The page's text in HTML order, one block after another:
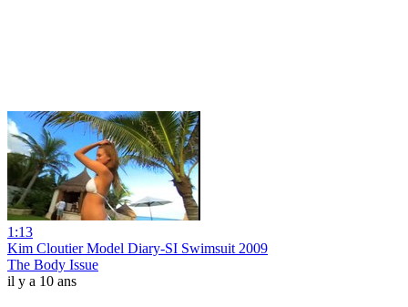
1:13
Kim Cloutier Model Diary-SI Swimsuit 2009
The Body Issue
il y a 10 ans